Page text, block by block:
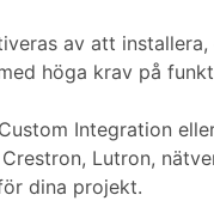
av att
höga krav på
Integration
Lutron,
dina projekt.